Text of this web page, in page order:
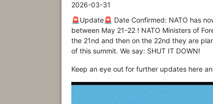
2026-03-31
🚨Update🚨 Date Confirmed: NATO has
between May 21-22 ! NATO Ministers of
the 21nd and then on the 22nd they are
of this summit. We say: SHUT IT DOWN!
Keep an eye out for further updates here